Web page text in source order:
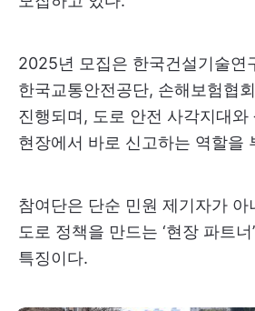
2025년 모집은 한국건설기술연
한국교통안전공단, 손해보험협
진행되며, 도로 안전 사각지대와
현장에서 바로 신고하는 역할을
참여단은 단순 민원 제기자가 아
도로 정책을 만드는 ‘현장 파트
특징이다.